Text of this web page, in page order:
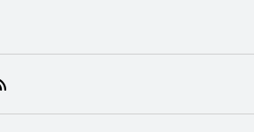
EM NOVA ABA)
EM NOVA ABA)
(ABRE EM NOVA ABA)
(ABRE EM NOVA ABA)
NIC.BR (ABRE EM NOVA ABA)
DO NIC.BR (ABRE EM NOVA ABA)
DO NIC.BR (ABRE EM NOVA
DO NIC.BR (ABRE EM NOVA ABA)